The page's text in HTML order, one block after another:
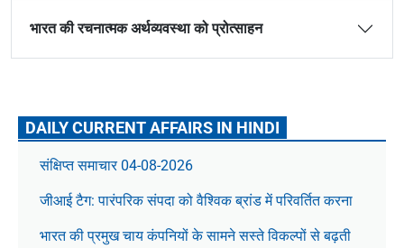
भारत की रचनात्मक अर्थव्यवस्था को प्रोत्साहन
DAILY CURRENT AFFAIRS IN HINDI
संक्षिप्त समाचार 04-08-2026
जीआई टैग: पारंपरिक संपदा को वैश्विक ब्रांड में परिवर्तित करना
भारत की प्रमुख चाय कंपनियों के सामने सस्ते विकल्पों से बढ़ती